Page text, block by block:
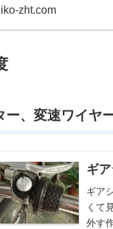
zht.com
ー、変速ワイヤ
ギ
ギア
くて
外す